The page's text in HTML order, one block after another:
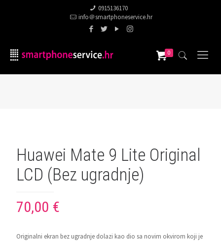
0915136170
info＠smartphoneservice.hr
0
Huawei Mate 9 Lite Original
LCD (Bez ugradnje)
70,00 €
Originalni ekran bez ugradnje dolazi kao dio sa novim okvirom koji je